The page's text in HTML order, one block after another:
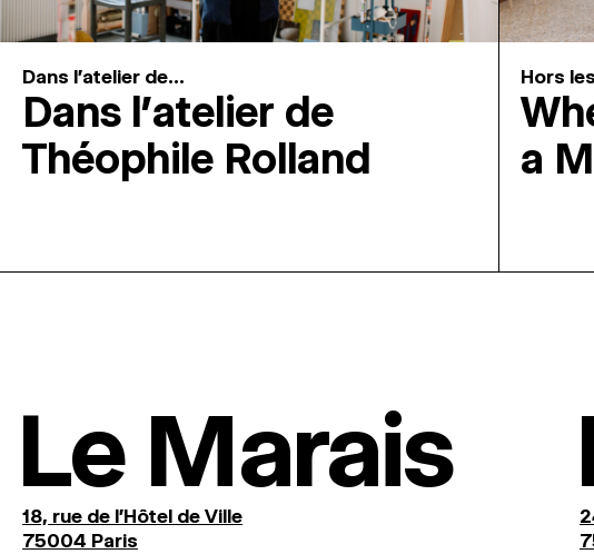
Dans l'atelier de...
Dans l’atelier de
Théophile Rolland
Hors
a
Le Marais
18, rue de l'Hôtel de Ville
75004 Paris